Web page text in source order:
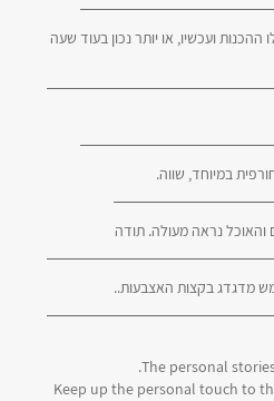
ועכשיו, או יותר נכון בעוד שעה
במיוחד, שווה.
והאוכל נראה מעולה. תודה
מדגדג בקצות האצבעות..
The personal
Keep up the personal touch to